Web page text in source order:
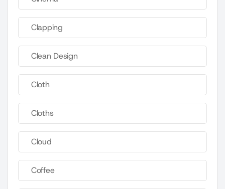
Clapping
Clean Design
Cloth
Cloths
Cloud
Coffee